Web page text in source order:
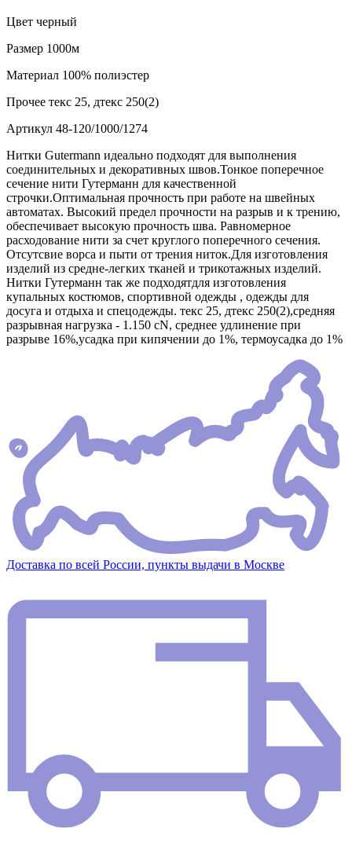
Цвет черный
Размер 1000м
Материал 100% полиэстер
Прочее текс 25, дтекс 250(2)
Артикул 48-120/1000/1274
Нитки Gutermann идеально подходят для выполнения
соединительных и декоративных швов.Тонкое поперечное
сечение нити Гутерманн для качественной
строчки.Оптимальная прочность при работе на швейных
автоматах. Высокий предел прочности на разрыв и к трению,
обеспечивает высокую прочность шва. Равномерное
расходование нити за счет круглого поперечного сечения.
Отсутсвие ворса и пыти от трения ниток.Для изготовления
изделий из средне-легких тканей и трикотажных изделий.
Нитки Гутерманн так же подходятдля изготовления
купальных костюмов, спортивной одежды , одежды для
досуга и отдыха и спецодежды. текс 25, дтекс 250(2),средняя
разрывная нагрузка - 1.150 сN, среднее удлинение при
разрыве 16%,усадка при кипячении до 1%, термоусадка до 1%
Доставка по всей России, пункты выдачи в Москве